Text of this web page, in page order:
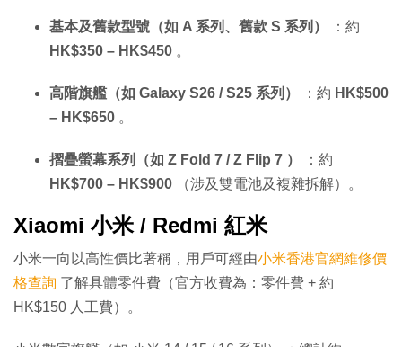
基本及舊款型號（如 A 系列、舊款 S 系列）
：約
HK$350 – HK$450 。
高階旗艦（如 Galaxy S26 / S25 系列） ：約 HK$500
– HK$650 。
摺疊螢幕系列（如 Z Fold 7 / Z Flip 7 ）
：約
HK$700 – HK$900
（涉及雙電池及複雜拆解）。
Xiaomi 小米 / Redmi 紅米
小米一向以高性價比著稱，用戶可經由小米香港官網維修價
格查詢 了解具體零件費（官方收費為：零件費 + 約
HK$150 人工費）。